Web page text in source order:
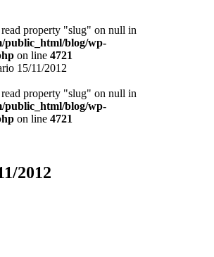
property "slug" on null in
public_html/blog/wp-
on line 4721
15/11/2012
property "slug" on null in
public_html/blog/wp-
on line 4721
2012